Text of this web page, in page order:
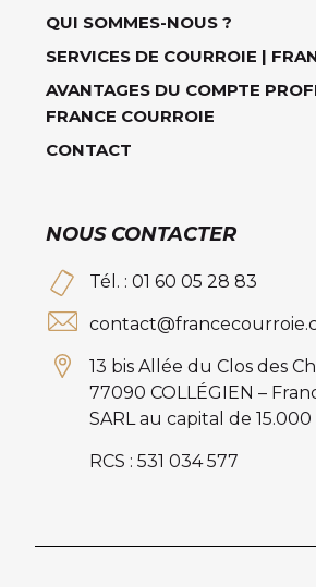
QUI SOMMES-NOUS ?
SERVICES DE COURROIE |
AVANTAGES DU COMPTE
FRANCE COURROIE
CONTACT
NOUS CONTACTER
Tél. : 01 60 05 28 83
13 bis Allée du Clos des
77090 COLLÉGIEN –
SARL au capital de 15.000
RCS : 531 034 577